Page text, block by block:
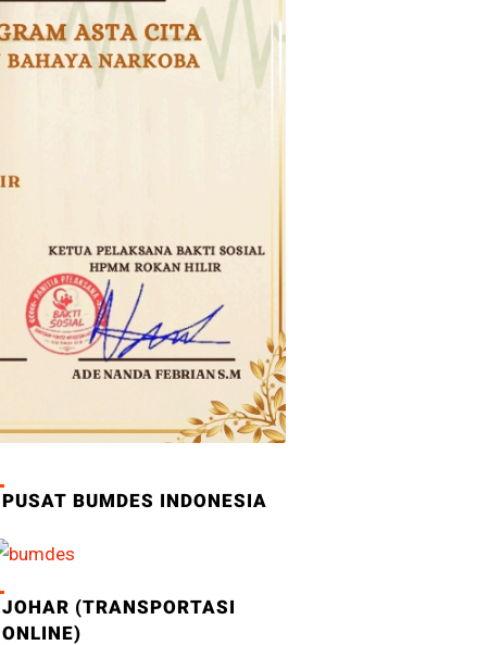
PUSAT BUMDES INDONESIA
JOHAR (TRANSPORTASI
ONLINE)